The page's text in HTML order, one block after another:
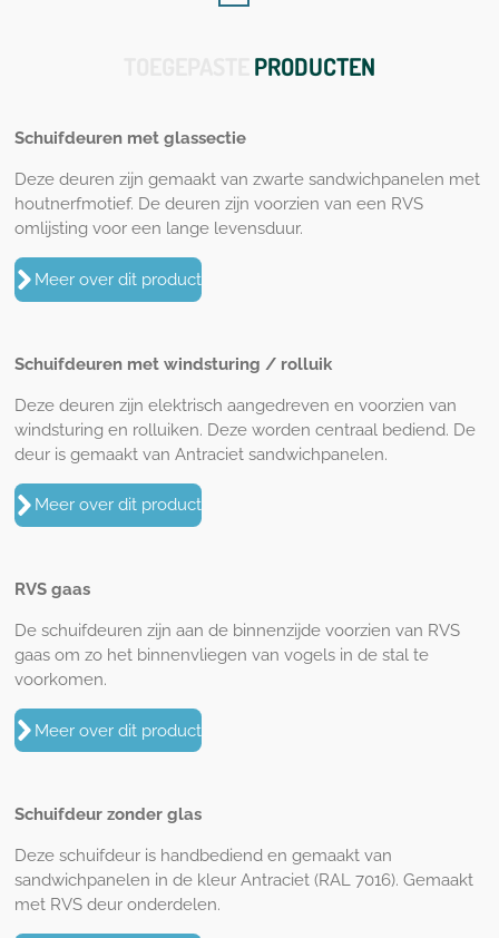
PRODUCTEN
Schuifdeuren met glassectie
Deze deuren zijn gemaakt van zwarte sandwichpanelen met
houtnerfmotief. De deuren zijn voorzien van een RVS
omlijsting voor een lange levensduur.
Meer over dit product
Schuifdeuren met windsturing / rolluik
Deze deuren zijn elektrisch aangedreven en voorzien van
windsturing en rolluiken. Deze worden centraal bediend. De
deur is gemaakt van Antraciet sandwichpanelen.
Meer over dit product
RVS gaas
De schuifdeuren zijn aan de binnenzijde voorzien van RVS
gaas om zo het binnenvliegen van vogels in de stal te
voorkomen.
Meer over dit product
Schuifdeur zonder glas
Deze schuifdeur is handbediend en gemaakt van
sandwichpanelen in de kleur Antraciet (RAL 7016). Gemaakt
met RVS deur onderdelen.